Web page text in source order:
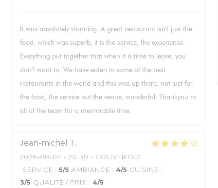
It was absolutely stunning. A great restaurant isn’t just the
food, which was superb, it is the service, the experience.
Everything put together that when it is time to leave, you
don’t want to. We have eaten in some of the best
restaurants in the world and this was up there, not just for
the food, the service but the venue, wonderful. Thankyou to
all of the team for a memorable time.
Jean-michel T
2026-08-04 - 20:30 - COUVERTS 2
SERVICE : 5/5 AMBIANCE : 4/5 CUISINE :
3/5 QUALITÉ / PRIX : 4/5